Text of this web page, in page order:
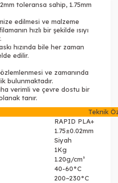
toleransa sahip, 1.75mm
edilmesi ve malzeme
hızlı bir şekilde ısıyı
hızında bile her zaman
edilir.
ve zamanında
bulunmaktadır.
verimli ve çevre dostu bir
tanır.
Teknik
RAPID PLA+
1.75±0.02mm
Siyah
1Kg
1.20g/cm³
40-60°C
200~230°C